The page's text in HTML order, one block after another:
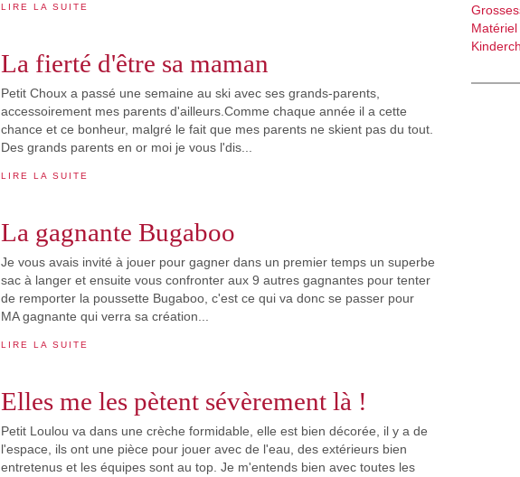
LIRE LA SUITE
La fierté d'être sa maman
Petit Choux a passé une semaine au ski avec ses grands-parents,
accessoirement mes parents d'ailleurs.Comme chaque année il a cette
chance et ce bonheur, malgré le fait que mes parents ne skient pas du tout.
Des grands parents en or moi je vous l'dis...
LIRE LA SUITE
La gagnante Bugaboo
Je vous avais invité à jouer pour gagner dans un premier temps un superbe
sac à langer et ensuite vous confronter aux 9 autres gagnantes pour tenter
de remporter la poussette Bugaboo, c'est ce qui va donc se passer pour
MA gagnante qui verra sa création...
LIRE LA SUITE
Elles me les pètent sévèrement là !
Petit Loulou va dans une crèche formidable, elle est bien décorée, il y a de
l'espace, ils ont une pièce pour jouer avec de l'eau, des extérieurs bien
entretenus et les équipes sont au top. Je m'entends bien avec toutes les